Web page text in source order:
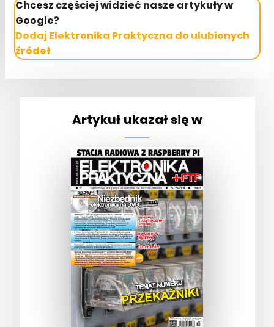
Chcesz częściej widzieć nasze artykuły w
Google?
Dodaj Elektronika Praktyczna do ulubionych
źródeł
Artykuł ukazał się w